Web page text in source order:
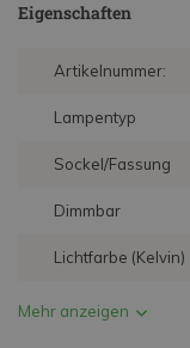
Eigenschaften
Artikelnummer:
Lampentyp
Sockel/Fassung
Dimmbar
Lichtfarbe (Kelvin)
Mehr anzeigen